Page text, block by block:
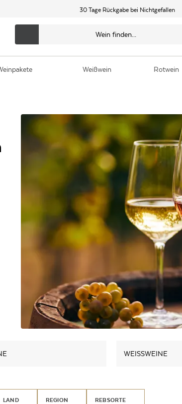
30 Tage Rückgabe bei Nichtgefallen
Weißwein Rotwein
WEISSWEINE
LAND REGION REBSORTE